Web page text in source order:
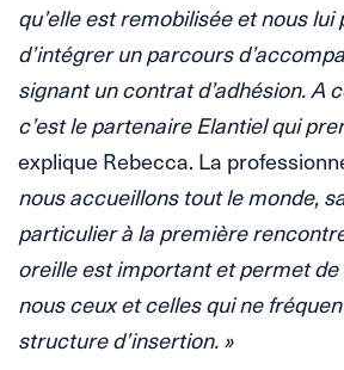
qu’elle est remobilisée et nous lui
d’intégrer un parcours
signant un contrat d’adhésion. A
c’est le partenaire Elantiel qui
explique Rebecca. La
nous accueillons tout le monde,
particulier à la première
oreille est important et permet de
nous ceux et celles qui ne
structure d’insertion. »